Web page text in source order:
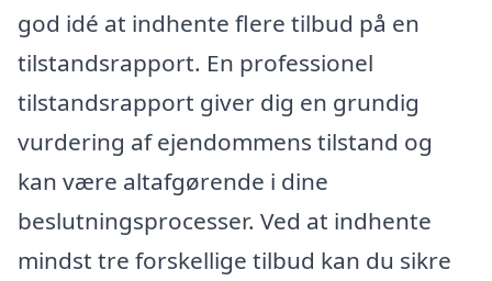
god idé at indhente flere tilbud på en
tilstandsrapport. En professionel
tilstandsrapport giver dig en grundig
vurdering af ejendommens tilstand og
kan være altafgørende i dine
beslutningsprocesser. Ved at indhente
mindst tre forskellige tilbud kan du sikre